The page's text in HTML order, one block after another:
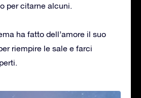
per citarne alcuni.
ha fatto dell’amore il suo
riempire le sale e farci